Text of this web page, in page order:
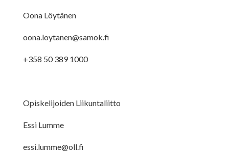
Oona Löytänen
oona.loytanen@samok.fi
+358 50 389 1000
Opiskelijoiden Liikuntaliitto
Essi Lumme
essi.lumme@oll.fi